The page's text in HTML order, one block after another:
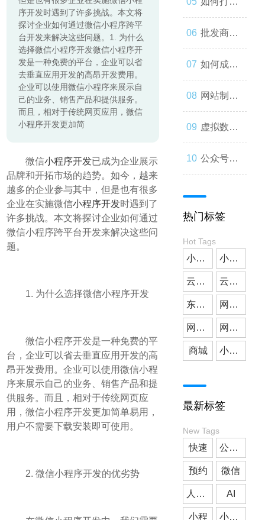
序开发时遇到了许多挑战。本文将
探讨企业如何通过微信小程序跨平
台开发来解决这些问题。1. 为什么
选择微信小程序开发微信小程序开
发是一种免费的平台，企业可以省
去垂直应用开发的高昂开发费用。
企业可以使用微信小程序来展示自
己的业务、销售产品和提供服务。
而且，相对于传统网页应用，微信
小程序开发更加简
微信小程序开发已成为企业展示
品牌和开拓市场的趋势。如今，越来
越多的企业参与其中，但是也有很多
企业在实施微信小程序开发时遇到了
许多挑战。本文将探讨企业如何通过
微信小程序跨平台开发来解决这些问
题。
1. 为什么选择微信小程序开发
微信小程序开发是一种免费的平
台，企业可以省去垂直应用开发的高
昂开发费用。企业可以使用微信小程
序来展示自己的业务、销售产品和提
供服务。而且，相对于传统网页应
用，微信小程序开发更加简单易用，
用户不需要下载安装即可使用。
2. 微信小程序开发的优劣势
务的交错
让你的公
众号成为
人们心中
的第一选
择
一个优秀
的分销商
城？
批发商
城：为什
么您应该
考虑加
入？
如何成为
微信小程
序开发高
手？
网站制作
流程与技
巧
虚拟数字
人：从奇
现实
公众号开
一款受欢
迎的社交
媒体应用
热门标签
Hot Tags
小微公司 小程序开发
云派网络 云派小程序开发
东莞小程序开发 网站建设
网站搭建 网站开发
商城 小程序商城
最新标签
New Tags
快速 公众号开发
预约 微信
人工智能 AI
小程 小程序商城